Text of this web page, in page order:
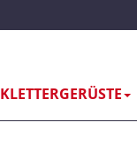
KLETTERGERÜSTE